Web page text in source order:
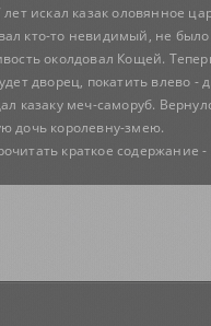
лет искал казак оловянное
кто-то невидимый, не было
околдовал Кощей.
дворец, покатить влево
казаку меч-саморуб.
дочь королевну-змею.
краткое содержание